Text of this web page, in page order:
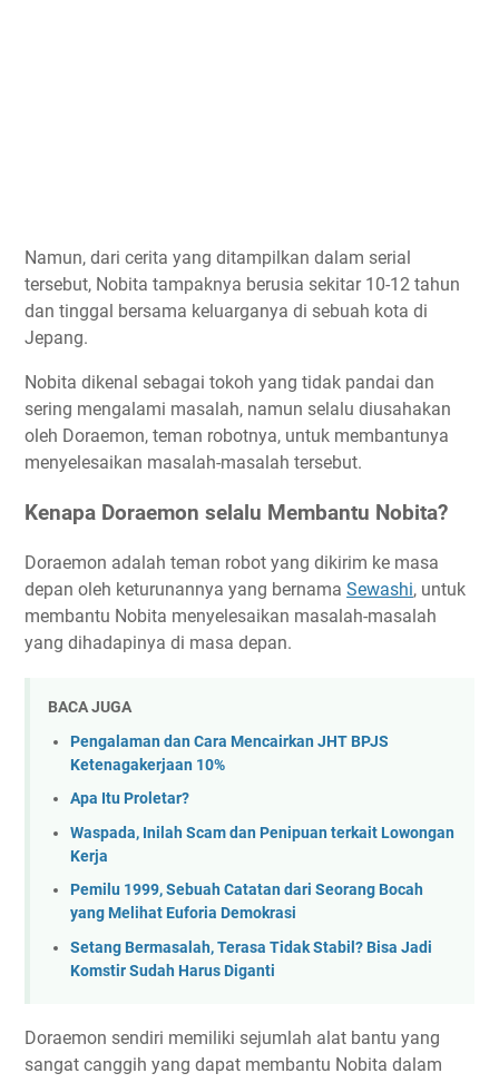
Namun, dari cerita yang ditampilkan dalam serial
tersebut, Nobita tampaknya berusia sekitar 10-12 tahun
dan tinggal bersama keluarganya di sebuah kota di
Jepang.
Nobita dikenal sebagai tokoh yang tidak pandai dan
sering mengalami masalah, namun selalu diusahakan
oleh Doraemon, teman robotnya, untuk membantunya
menyelesaikan masalah-masalah tersebut.
Kenapa Doraemon selalu Membantu Nobita?
Doraemon adalah teman robot yang dikirim ke masa
depan oleh keturunannya yang bernama Sewashi, untuk
membantu Nobita menyelesaikan masalah-masalah
yang dihadapinya di masa depan.
BACA JUGA
Pengalaman dan Cara Mencairkan JHT BPJS
Ketenagakerjaan 10%
Apa Itu Proletar?
Waspada, Inilah Scam dan Penipuan terkait Lowongan
Kerja
Pemilu 1999, Sebuah Catatan dari Seorang Bocah
yang Melihat Euforia Demokrasi
Setang Bermasalah, Terasa Tidak Stabil? Bisa Jadi
Komstir Sudah Harus Diganti
Doraemon sendiri memiliki sejumlah alat bantu yang
sangat canggih yang dapat membantu Nobita dalam